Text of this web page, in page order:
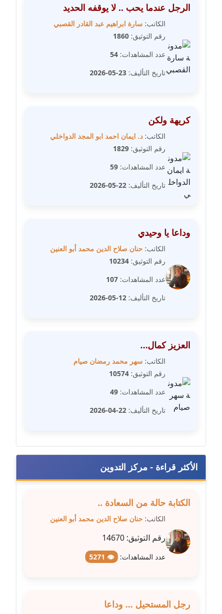
مدونة سحر أبو العلا
مدونة سحر حسب الله
عاملة
مدونة سعيد زعلوك
مدونة سلوى بدران
عاملة
مدونة سلوي جلال
مدونة سلوى محمود
مدونة سماح حامد
عاملة
مدونة سمير حماد
مدونة سهام كمال
عاملة
مدونة سهى الضاوي
عاملة
عاملة
مدونة سوزان بهنسي
عاملة
مدونة شادي الربابعة
الرجل عندما يحب .. لا يوقفه الحديد
الكاتب: سارة ابراهيم عبد القادر القصبي
رقم التوثيق: 1860
عدد المشاهدات: 54
تاريخ التأليف: 23-05-2026
كريهة ولكن
الكاتب: د. ايمان احمد ابو المجد الدواخلي
رقم التوثيق: 1829
عدد المشاهدات: 59
تاريخ التأليف: 22-05-2026
وداعا يا وحيدي
الكاتب: حنان صلاح الدين محمد أبو العنين
رقم التوثيق: 10234
عدد المشاهدات: 107
تاريخ التأليف: 12-05-2026
العزيز كمال…
الكاتب: سهر محمد رمضان صيام
رقم التوثيق: 10574
عدد المشاهدات: 49
تاريخ التأليف: 22-04-2026
الأكثر قراءة - مركز التدوين
الكتابة حالة من السعادة ..
الكاتب: حنان صلاح الدين محمد أبو العنين
رقم التوثيق: 14670
عدد المشاهدات: 👁 5271
رجل المستحيل ... وداعا